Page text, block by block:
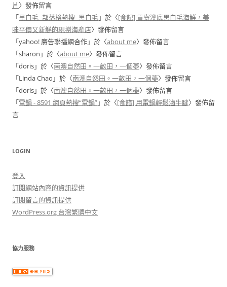
片 〉發佈留言
「黑白毛 -部落格熱搜- 黑白毛」於〈[食記] 貢寮澳底黑白毛海鮮，美
味平價又新鮮的現撈海產店〉發佈留言
「yahoo! 廣告聯播網合作」於〈about me〉發佈留言
「sharon 」於〈about me〉發佈留言
「doris」於〈南澳自然田。一畝田，一個夢〉發佈留言
「Linda Chao 」於〈南澳自然田。一畝田，一個夢〉發佈留言
「doris」於〈南澳自然田。一畝田，一個夢〉發佈留言
「電鍋 - 8591 網頁熱搜“電鍋”」於〈[食譜] 用電鍋輕鬆滷牛腱〉發佈留
言
LOGIN
登入
訂閱網站內容的資訊提供
訂閱留言的資訊提供
WordPress.org 台灣繁體中文
協力服務